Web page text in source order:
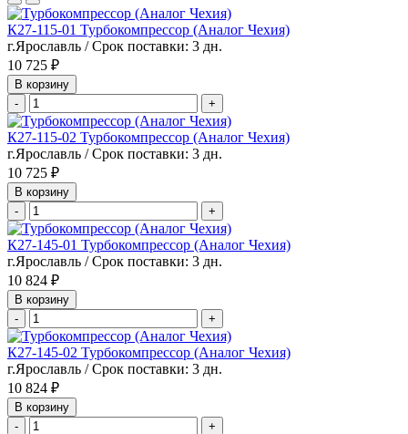
К27-115-01 Турбокомпрессор (Аналог Чехия)
г.Ярославль / Срок поставки: 3 дн.
10 725 ₽
В корзину
-
+
К27-115-02 Турбокомпрессор (Аналог Чехия)
г.Ярославль / Срок поставки: 3 дн.
10 725 ₽
В корзину
-
+
К27-145-01 Турбокомпрессор (Аналог Чехия)
г.Ярославль / Срок поставки: 3 дн.
10 824 ₽
В корзину
-
+
К27-145-02 Турбокомпрессор (Аналог Чехия)
г.Ярославль / Срок поставки: 3 дн.
10 824 ₽
В корзину
-
+